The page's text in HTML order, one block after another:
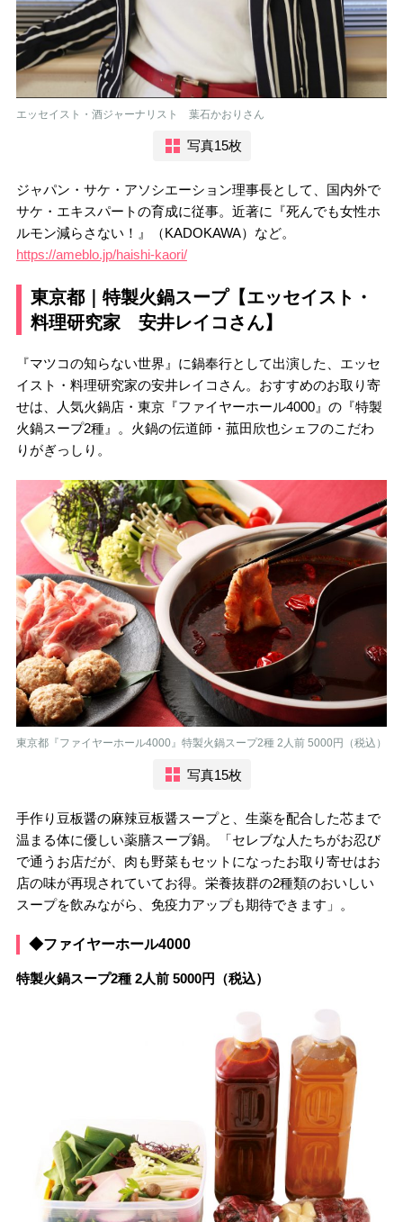
エッセイスト・酒ジャーナリスト 葉石かおりさん
写真15枚
ジャパン・サケ・アソシエーション理事長として、国内外で
サケ・エキスパートの育成に従事。近著に『死んでも女性ホ
ルモン減らさない！』（KADOKAWA）など。
https://ameblo.jp/haishi-kaori/
東京都｜特製火鍋スープ【エッセイスト・
料理研究家 安井レイコさん】
『マツコの知らない世界』に鍋奉行として出演した、エッセ
イスト・料理研究家の安井レイコさん。おすすめのお取り寄
せは、人気火鍋店・東京『ファイヤーホール4000』の『特製
火鍋スープ2種』。火鍋の伝道師・菰田欣也シェフのこだわ
りがぎっしり。
東京都『ファイヤーホール4000』特製火鍋スープ2種 2人前 5000円（税込）
写真15枚
手作り豆板醤の麻辣豆板醤スープと、生薬を配合した芯まで
温まる体に優しい薬膳スープ鍋。「セレブな人たちがお忍び
で通うお店だが、肉も野菜もセットになったお取り寄せはお
店の味が再現されていてお得。栄養抜群の2種類のおいしい
スープを飲みながら、免疫力アップも期待できます」。
◆ファイヤーホール4000
特製火鍋スープ2種 2人前 5000円（税込）